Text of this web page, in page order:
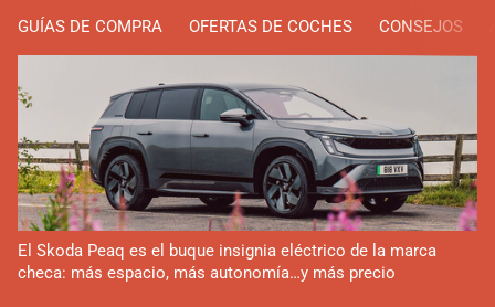
GUÍAS DE COMPRA OFERTAS DE COCHES CONSEJOS
El Skoda Peaq es el buque insignia eléctrico de la marca
checa: más espacio, más autonomía…y más precio